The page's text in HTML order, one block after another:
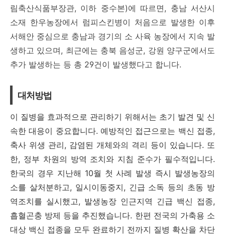
림축산식품부장관, 이하 중수본)에 따르면, 충남 서산시
소재 한우농장에서 럼피스킨병이 처음으로 발생한 이후
서해안 중심으로 충남과 경기의 소 사육 농장에서 지속 발
생하고 있으며, 최근에는 충북 음성군, 강원 양구군에서도
추가 발생하는 등 총 29건이 발생했다고 합니다.
대처방법
이 질병을 효과적으로 관리하기 위해서는 초기 발견 및 신
속한 대응이 중요합니다. 예방적인 접근으로는 백신 접종,
축사 위생 관리, 감염된 개체와의 격리 등이 있습니다. 또
한, 정부 차원의 방역 조치와 지침 준수가 필수적입니다.
한국의 경우 지난해 10월 첫 사례 발생 즉시 발생농장의
소를 살처분하고, 일시이동중지, 긴급 소독 등의 초동 방
역조치를 실시했고, 발생농장 인근지역 긴급 백신 접종,
흡혈곤충 방제 등을 추진했습니다. 한편 전국의 가축용 소
대상 백신 접종을 모두 완료하기 전까지 질병 확산을 차단